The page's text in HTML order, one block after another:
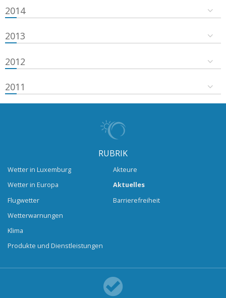
2014
2013
2012
2011
RUBRIK
Wetter in Luxemburg
Wetter in Europa
Flugwetter
Wetterwarnungen
Klima
Produkte und Dienstleistungen
Akteure
Aktuelles
Barrierefreiheit